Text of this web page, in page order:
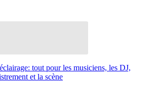
tout pour les musiciens, les DJ,
et la scène